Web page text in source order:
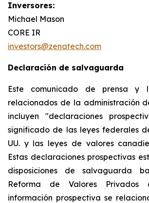
Inversores:
Michael Mason
CORE IR
investors@zenatech.com
Declaración de salvaguarda
Este comunicado de prensa y
relacionados de la administración
incluyen "declaraciones
significado de las leyes federales
UU. y las leyes de valores
Estas declaraciones prospectivas
disposiciones de salvaguarda
Reforma de Valores Privados
información prospectiva se